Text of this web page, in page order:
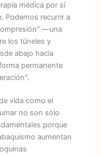
médica por sí
Podemos recurrir a
—una
los túneles y
abajo hacia
permanente
vida como el
no son solo
porque
aumentan